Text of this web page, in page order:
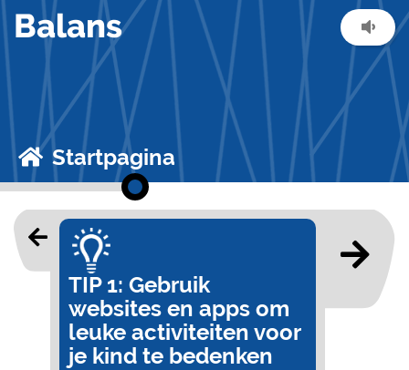
Balans
Startpagina
TIP 1: Gebruik
websites en apps om
leuke activiteiten voor
je kind te bedenken